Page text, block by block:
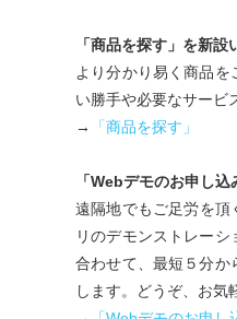
「商品を探す」を新設
より分かり易く商品
い勝手や必要なサービ
→
「商品を探す」
「Webデモのお申し
遠隔地でもご足労を頂
リのデモンストレー
合わせて、最短５分か
します。どうぞ、お気